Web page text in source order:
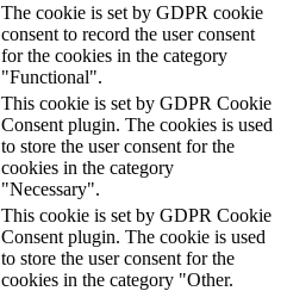
The cookie is set by GDPR cookie
consent to record the user consent
for the cookies in the category
"Functional".
This cookie is set by GDPR Cookie
Consent plugin. The cookies is used
to store the user consent for the
cookies in the category
"Necessary".
This cookie is set by GDPR Cookie
Consent plugin. The cookie is used
to store the user consent for the
cookies in the category "Other.